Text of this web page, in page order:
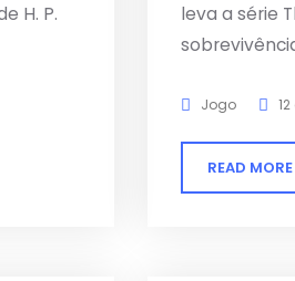
H. P.
leva a série
Jogo
READ MORE